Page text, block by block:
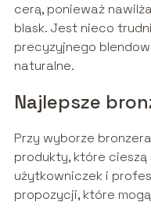
cerą, ponieważ
blask. Jest nieco
precyzyjnego
naturalne.
Najlepsze
Przy wyborze
produkty, które
użytkowniczek i
propozycji, które